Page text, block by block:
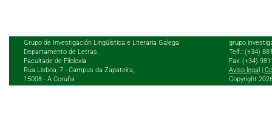
Grupo de Investigación Lingüística e Literaria Galega
Departamento de Letras.
Facultade de Filoloxía
Rúa Lisboa, 7 - Campus da Zapateira,
15008 - A Coruña
Telf.: (+34)
Fax: (+34)
Aviso legal
Copyright